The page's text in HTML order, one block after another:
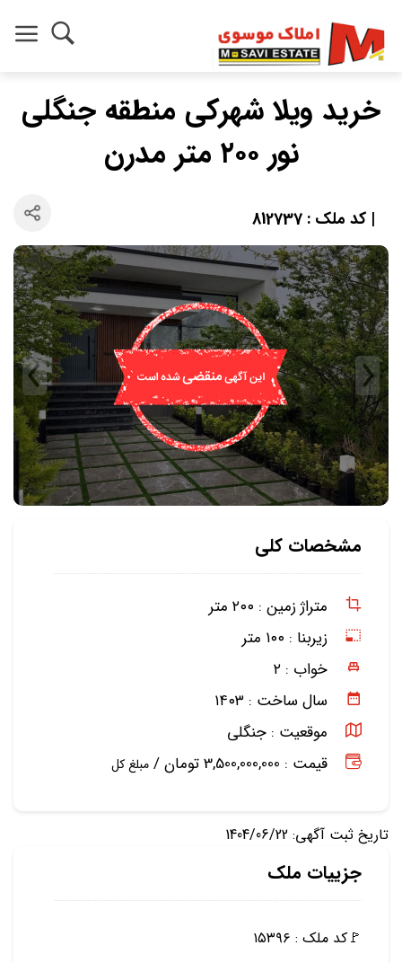
خرید ویلا شهرکی منطقه جنگلی
نور ۲۰۰ متر مدرن
| کد ملک : 812737
مشخصات کلی
متراژ زمین : ۲۰۰ متر
زیربنا : ۱۰۰ متر
خواب : ۲
سال ساخت : ۱۴۰۳
موقعیت : جنگلی
قیمت : 3,500,000,000 تومان /
مبلغ کل
تاریخ ثبت آگهی: 1404/06/22
جزییات ملک
🚩کد ملک : ۱۵۳۹۶